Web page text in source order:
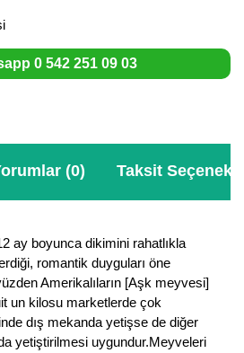
0 542 251 09 03
(0) Taksit
ay boyunca dikimini rahatlıkla
romantik duyguları öne
Amerikalıların [Aşk meyvesi]
un kilosu marketlerde çok
dış mekanda yetişse de diğer
yetiştirilmesi uygundur.Meyveleri